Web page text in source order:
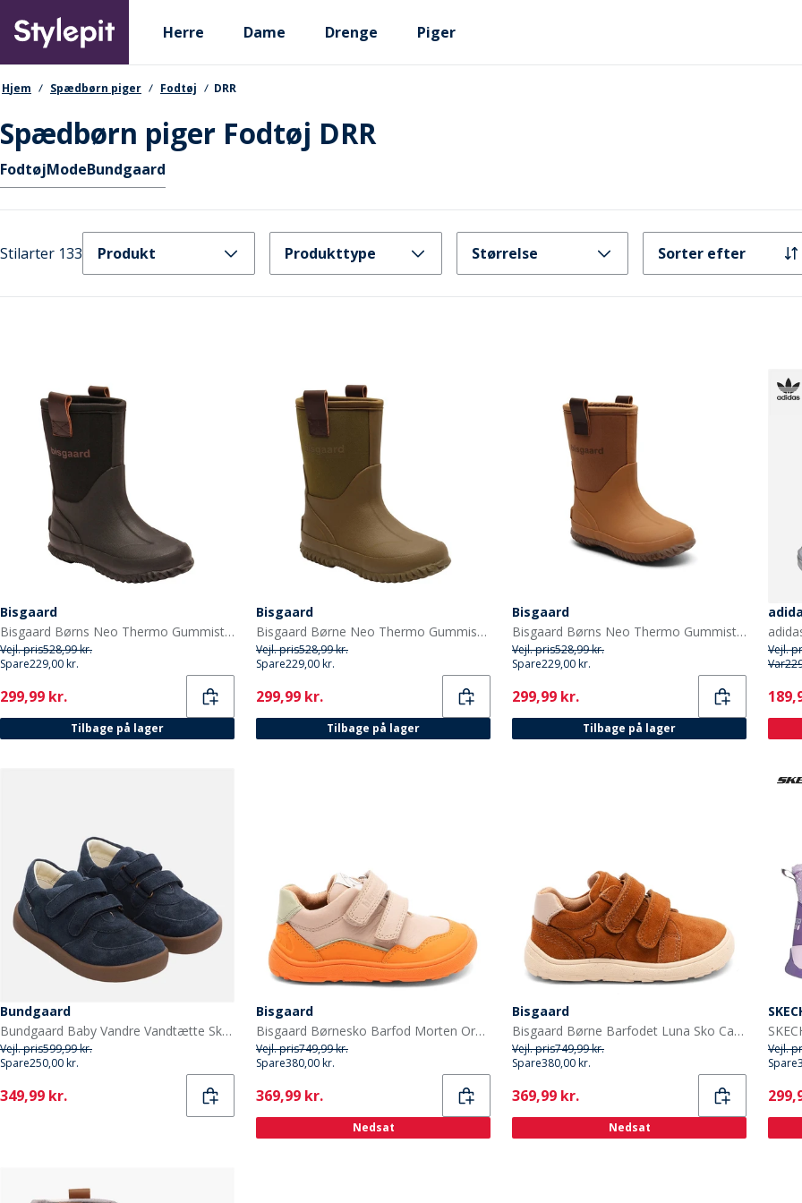
main
content
Primary departments
Herre Dame Drenge Piger
navigationssti
Hjem Spædbørn piger Fodtøj DRR
Spædbørn piger Fodtøj DRR
Hurtige links
FodtøjModeBundgaard
Stilarter 133 Produkt Produkttype Størrelse Sorter efter
Bisgaard
Bisgaard Børns Neo Thermo Gummistøvler Sort
Vejl. pris528,99 kr.
Spare229,00 kr.
Current
299,99 kr.
Tilbage på lager
Bisgaard
Bisgaard Børne Neo Thermo Gummistøvler Grøn
Vejl. pris528,99 kr.
Spare229,00 kr.
Current
299,99 kr.
Tilbage på lager
Bisgaard
Bisgaard Børns Neo Thermo Gummistøvler Kamel
Vejl. pris528,99 kr.
Spare229,00 kr.
Current
299,99 kr.
Tilbage på lager
Vejl.
Var
Bundgaard
Bundgaard Baby Vandre Vandtætte Sko Navy
Vejl. pris599,99 kr.
Spare250,00 kr.
Current
349,99 kr.
Bisgaard
Bisgaard Børnesko Barfod Morten Orange
Vejl. pris749,99 kr.
Spare380,00 kr.
Current
369,99 kr.
Nedsat
Bisgaard
Bisgaard Børne Barfodet Luna Sko Cacao
Vejl. pris749,99 kr.
Spare380,00 kr.
Current
369,99 kr.
Nedsat
Vejl.
Spare